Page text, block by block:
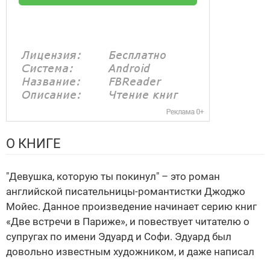
О КНИГЕ
"Девушка, которую ты покинул" – это роман
английской писательницы-романтистки Джоджо
Мойес. Данное произведение начинает серию книг
«Две встречи в Париже», и повествует читателю о
супругах по имени Эдуард и Софи. Эдуард был
довольно известным художником, и даже написал